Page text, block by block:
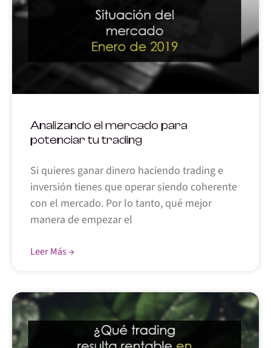
Analizando el mercado para
potenciar tu trading
Si quieres ganar dinero haciendo trading e
inversión tienes que operar siendo coherente
con el mercado. Por lo tanto, qué mejor
manera de empezar el
Leer Más →